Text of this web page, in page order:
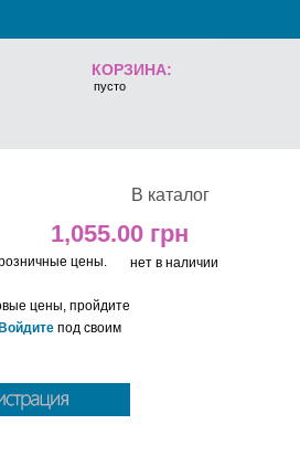
КОРЗИНА:
пусто
В каталог
1,055.00
нет в наличии
цены.
цены, пройдите
Войдите под своим